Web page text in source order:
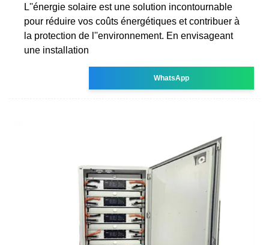
L''énergie solaire est une solution incontournable
pour réduire vos coûts énergétiques et contribuer à
la protection de l''environnement. En envisageant
une installation
WhatsApp